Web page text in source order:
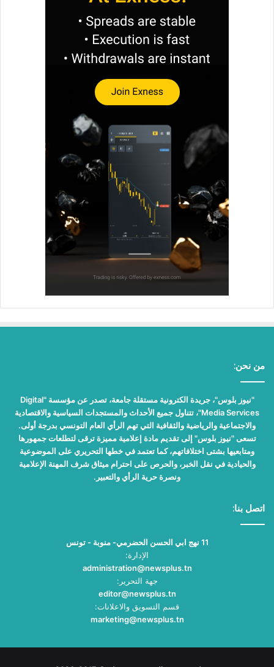
من نحن:
"نيوز بلوس"، جريدة الكترونية مستقلة جامعة، تصدر عن مؤسسة "Digital
Media Services"، تتناول جميع الأحداث والمستجدات السياسية والاقتصادية
والاجتماعية والرياضية والثقافية التي تهم الرأي العام التونسي بدرجة أولى.
تسعى "نيوز بلوس" إلى تقديم مادة إعلامية مميزة ترقى لتطلعات جمهورها
ومتابعيها بشتى اختلافاتهم، كما تعتمد في خطها التحريري على الموضوعية
والحيادية في نقل الخبر، والحرص على احترام ميثاق شرف المهنة الإعلامية
ونصرة حرية الرأي والتعبير.
اتصل بنا:
11 نهج ابي الحسن الحضرمي- منوبة - تونس
الإدارة:
administration@newsplus.tn
جهة التحرير:
editor@newsplus.tn
قسم التسويق والاعلانات:
marketing@newsplus.tn